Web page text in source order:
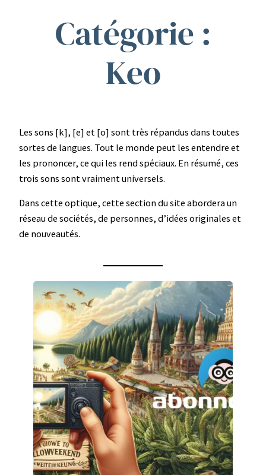
Catégorie :
Keo
Les sons [k], [e] et [o] sont très répandus dans toutes
sortes de langues. Tout le monde peut les entendre et
les prononcer, ce qui les rend spéciaux. En résumé, ces
trois sons sont vraiment universels.
Dans cette optique, cette section du site abordera un
réseau de sociétés, de personnes, d’idées originales et
de nouveautés.